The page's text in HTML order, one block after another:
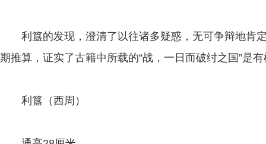
利簋的发现，澄清了以往诸多疑惑，无可争辩地肯
期推算，证实了古籍中所载的“战，一日而破纣之国”是
利簋（西周）